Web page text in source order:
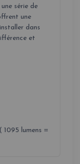
série de
une
dans
et
1095 lumens =